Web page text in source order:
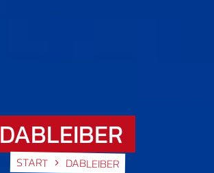
DABLEIBER
START DABLEIBER